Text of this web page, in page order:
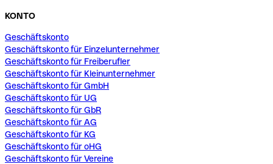
KONTO
Geschäftskonto
Geschäftskonto für Einzelunternehmer
Geschäftskonto für Freiberufler
Geschäftskonto für Kleinunternehmer
Geschäftskonto für GmbH
Geschäftskonto für UG
Geschäftskonto für GbR
Geschäftskonto für AG
Geschäftskonto für KG
Geschäftskonto für oHG
Geschäftskonto für Vereine